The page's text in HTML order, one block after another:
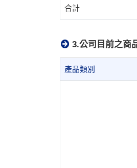
合計
3.公司目前之商
產品類別